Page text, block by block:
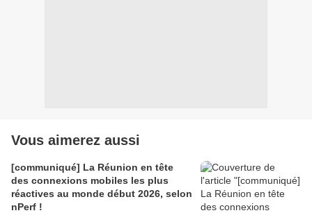
Vous aimerez aussi
[communiqué] La Réunion en tête
des connexions mobiles les plus
réactives au monde début 2026, selon
nPerf !